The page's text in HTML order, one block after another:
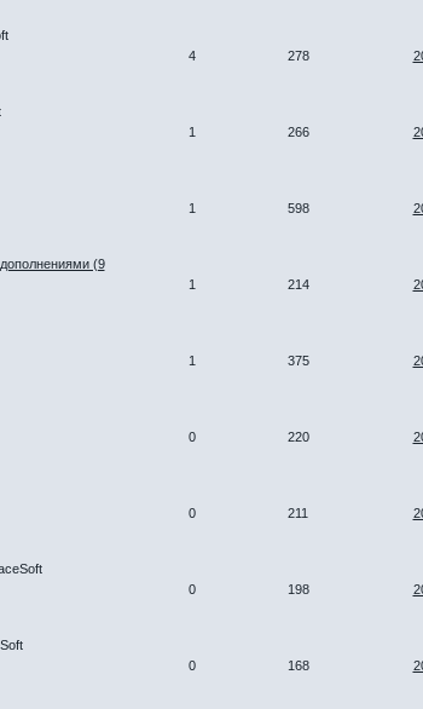
4
278
1
266
1
598
(9
1 214
1
375
0
220
0
211
0
198
0
168